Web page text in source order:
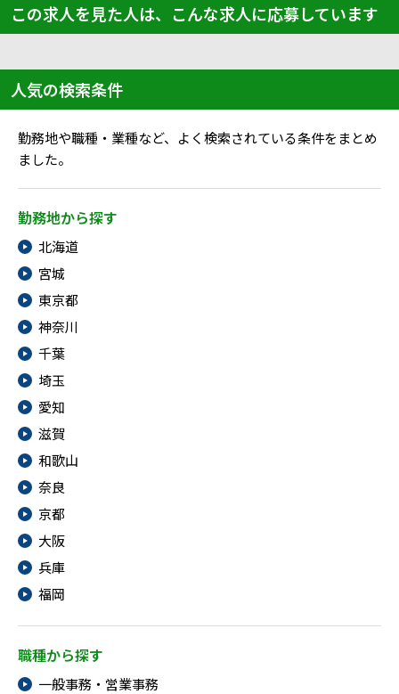
この求人を見た人は、こんな求人に応募しています
人気の検索条件
勤務地や職種・業種など、よく検索されている条件をまとめ
ました。
勤務地から探す
北海道
宮城
東京都
神奈川
千葉
埼玉
愛知
滋賀
和歌山
奈良
京都
大阪
兵庫
福岡
職種から探す
一般事務・営業事務